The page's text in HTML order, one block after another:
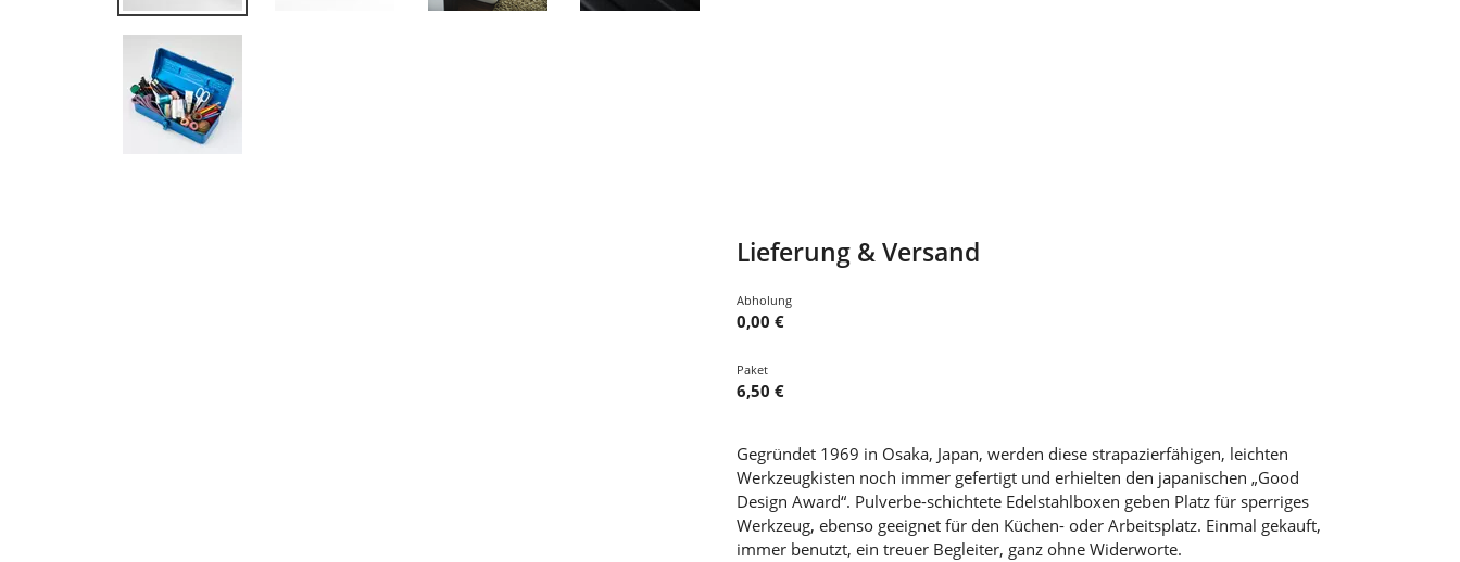
Lieferung & Versand
Abholung
0,00 €
Paket
6,50 €
Gegründet 1969 in Osaka, Japan, werden diese strapazierfähigen, leichten
Werkzeugkisten noch immer gefertigt und erhielten den japanischen „Good
Design Award“. Pulverbe-schichtete Edelstahlboxen geben Platz für sperriges
Werkzeug, ebenso geeignet für den Küchen- oder Arbeitsplatz. Einmal gekauft,
immer benutzt, ein treuer Begleiter, ganz ohne Widerworte.